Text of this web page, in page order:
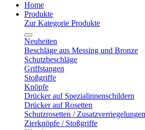
Home
Produkte
Zur Kategorie Produkte
Neuheiten
Beschläge aus Messing und Bronze
Schutzbeschläge
Griffstangen
Stoßgriffe
Knöpfe
Drücker auf Spezialinnenschildern
Drücker auf Rosetten
Schutzrosetten / Zusatzverriegelungen
Zierknöpfe / Stoßgriffe